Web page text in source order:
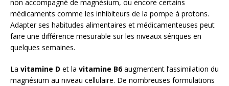
non accompagné de magnésium, ou encore certains
médicaments comme les inhibiteurs de la pompe à protons.
Adapter ses habitudes alimentaires et médicamenteuses peut
faire une différence mesurable sur les niveaux sériques en
quelques semaines.
La vitamine D et la vitamine B6augmentent l’assimilation du
magnésium au niveau cellulaire. De nombreuses formulations